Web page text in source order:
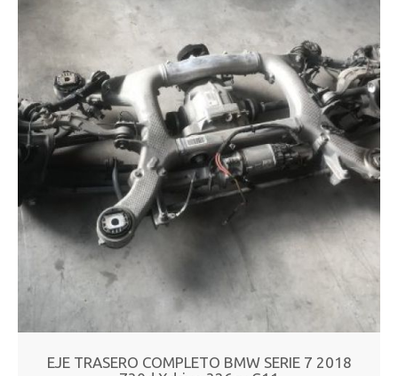
EJE TRASERO COMPLETO BMW SERIE 7 2018